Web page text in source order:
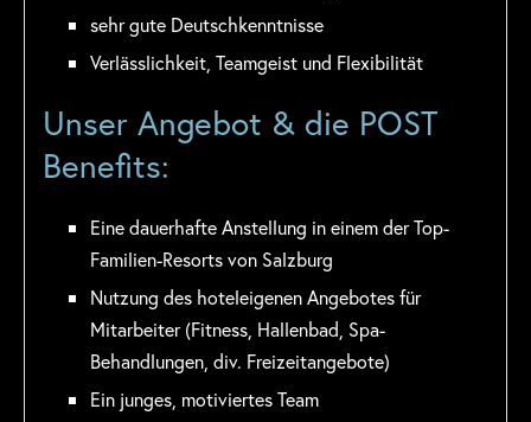
sehr gute Deutschkenntnisse
Verlässlichkeit, Teamgeist und Flexibilität
Unser Angebot & die POST
Benefits:
Eine dauerhafte Anstellung in einem der Top-
Familien-Resorts von Salzburg
Nutzung des hoteleigenen Angebotes für
Mitarbeiter (Fitness, Hallenbad, Spa-
Behandlungen, div. Freizeitangebote)
Ein junges, motiviertes Team